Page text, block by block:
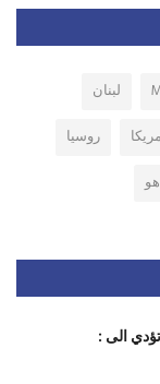
لبنان
روسيا
الى :